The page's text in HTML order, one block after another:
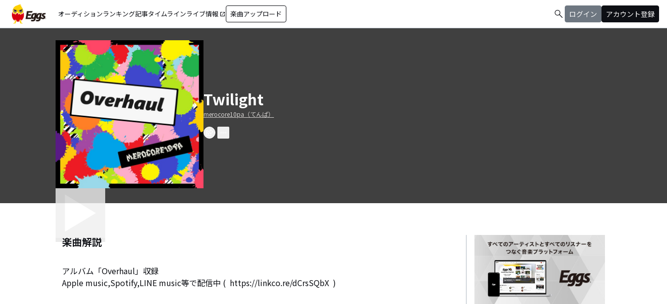
オーディションランキング記事タイムラインライブ情報 open_in_new 楽曲アップロード search ログイン アカウント登録
Twilight
merocore10pa（てんぱ）
楽曲解説
アルバム「Overhaul」収録
Apple music,Spotify,LINE music等で配信中 (  https://linkco.re/dCrsSQbX  )